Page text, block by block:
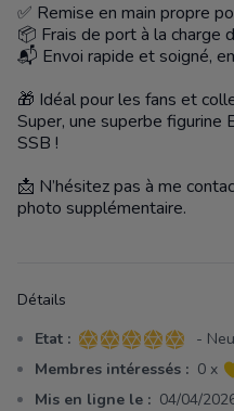
✅ Remise en main propre
📦 Frais de port à la charge
📬 Envoi rapide et soigné,
🎁 Idéal pour les fans et
Super, une superbe figurine
SSB !
📩 N’hésitez pas à me
photo supplémentaire.
Détails
Etat : 5 sur 5 étoiles
-
Membres intéressés : 0 x
Mis en ligne le : 04/04/